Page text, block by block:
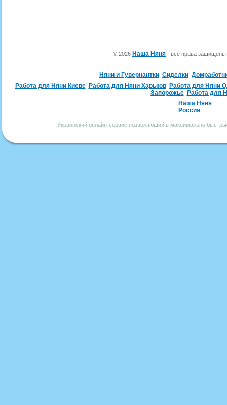
© 2026 Наша Няня - все права
Няни и Гувернантки Сиделки
Работа для Няни Киеве
Работа для Няни Харьков
Работа для Няни
Запорожье
Работа для
Наша Няня
Россия
Украинский онлайн-сервис позволяющий в максимально